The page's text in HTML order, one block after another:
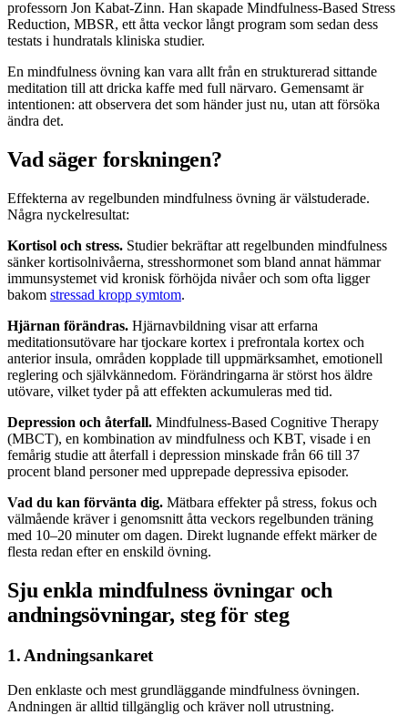
professorn Jon Kabat-Zinn. Han skapade Mindfulness-Based Stress
Reduction, MBSR, ett åtta veckor långt program som sedan dess
testats i hundratals kliniska studier.
En mindfulness övning kan vara allt från en strukturerad sittande
meditation till att dricka kaffe med full närvaro. Gemensamt är
intentionen: att observera det som händer just nu, utan att försöka
ändra det.
Vad säger forskningen?
Effekterna av regelbunden mindfulness övning är välstuderade.
Några nyckelresultat:
Kortisol och stress. Studier bekräftar att regelbunden mindfulness
sänker kortisolnivåerna, stresshormonet som bland annat hämmar
immunsystemet vid kronisk förhöjda nivåer och som ofta ligger
bakom stressad kropp symtom.
Hjärnan förändras. Hjärnavbildning visar att erfarna
meditationsutövare har tjockare kortex i prefrontala kortex och
anterior insula, områden kopplade till uppmärksamhet, emotionell
reglering och självkännedom. Förändringarna är störst hos äldre
utövare, vilket tyder på att effekten ackumuleras med tid.
Depression och återfall. Mindfulness-Based Cognitive Therapy
(MBCT), en kombination av mindfulness och KBT, visade i en
femårig studie att återfall i depression minskade från 66 till 37
procent bland personer med upprepade depressiva episoder.
Vad du kan förvänta dig. Mätbara effekter på stress, fokus och
välmående kräver i genomsnitt åtta veckors regelbunden träning
med 10–20 minuter om dagen. Direkt lugnande effekt märker de
flesta redan efter en enskild övning.
Sju enkla mindfulness övningar och
andningsövningar, steg för steg
1. Andningsankaret
Den enklaste och mest grundläggande mindfulness övningen.
Andningen är alltid tillgänglig och kräver noll utrustning.